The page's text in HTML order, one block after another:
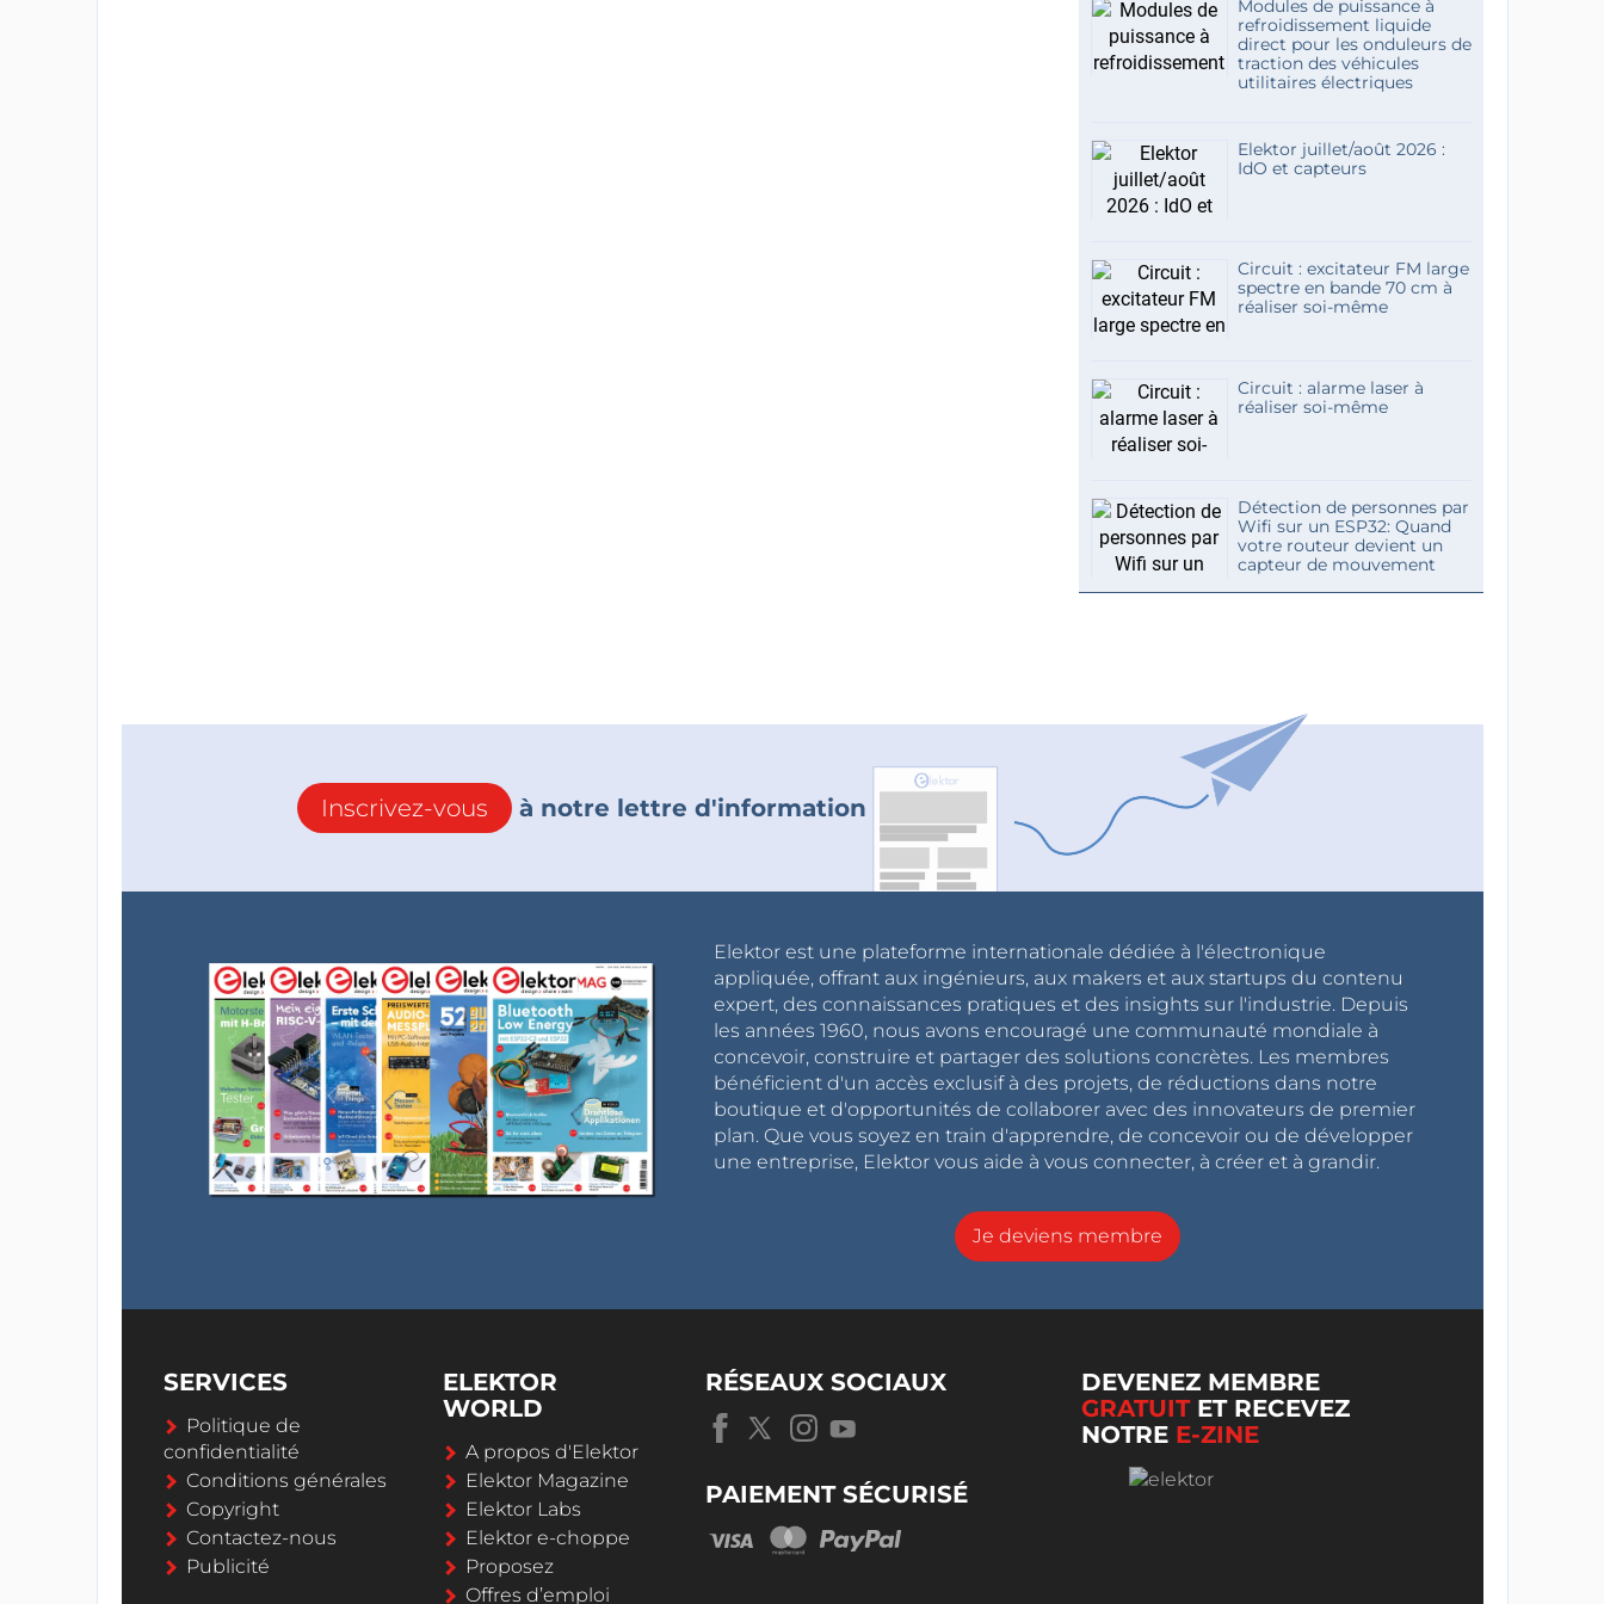
Modules de puissance à
refroidissement liquide
direct pour les onduleurs de
traction des véhicules
utilitaires électriques
Elektor juillet/août 2026 :
IdO et capteurs
Circuit : excitateur FM large
spectre en bande 70 cm à
réaliser soi-même
Circuit : alarme laser à
réaliser soi-même
Détection de personnes par
Wifi sur un ESP32: Quand
votre routeur devient un
capteur de mouvement
Inscrivez-vous à notre lettre d'information
Elektor est une plateforme internationale dédiée à l'électronique
appliquée, offrant aux ingénieurs, aux makers et aux startups du contenu
expert, des connaissances pratiques et des insights sur l'industrie. Depuis
les années 1960, nous avons encouragé une communauté mondiale à
concevoir, construire et partager des solutions concrètes. Les membres
bénéficient d'un accès exclusif à des projets, de réductions dans notre
boutique et d'opportunités de collaborer avec des innovateurs de premier
plan. Que vous soyez en train d'apprendre, de concevoir ou de développer
une entreprise, Elektor vous aide à vous connecter, à créer et à grandir.
Je deviens membre
SERVICES
Politique de
confidentialité
Conditions générales
Copyright
Contactez-nous
Publicité
ELEKTOR
WORLD
A propos d'Elektor
Elektor Magazine
Elektor Labs
Elektor e-choppe
Proposez
Offres d’emploi
RÉSEAUX SOCIAUX
PAIEMENT SÉCURISÉ
DEVENEZ MEMBRE
GRATUITET RECEVEZ
NOTRE E-ZINE